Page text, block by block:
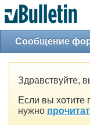
Сообщение
Здравствуйте,
Если вы хотите
нужно